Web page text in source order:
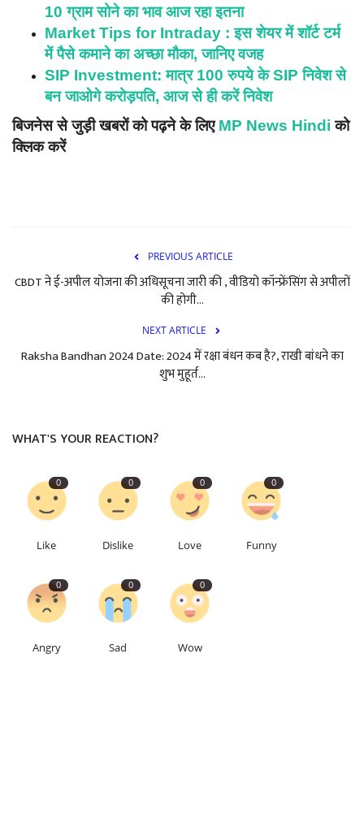
10 ग्राम सोने का भाव आज रहा इतना
Market Tips for Intraday : इस शेयर में शॉर्ट टर्म
में पैसे कमाने का अच्छा मौका, जानिए वजह
SIP Investment: मात्र 100 रुपये के SIP निवेश से
बन जाओगे करोड़पति, आज से ही करें निवेश
बिजनेस से जुड़ी खबरोंको पढ़ने के लिएMP News Hindi को
क्लिक करें
PREVIOUS ARTICLE
CBDT ने ई-अपील योजना की अधिसूचना जारी की , वीडियो कॉन्फ्रेंसिंग से अपीलों
की होगी...
NEXT ARTICLE
Raksha Bandhan 2024 Date: 2024 में रक्षा बंधन कब है?, राखी बांधने का
शुभ मुहूर्त...
WHAT'S YOUR REACTION?
0
Like
0
Dislike
0
Love
0
Funny
0
Angry
0
Sad
0
Wow